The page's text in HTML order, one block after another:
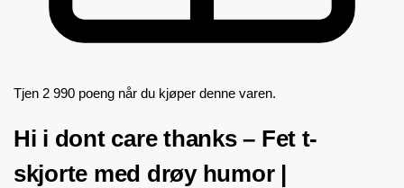
Tjen 2 990 poeng når du kjøper denne varen.
Hi i dont care thanks – Fet t-
skjorte med drøy humor |